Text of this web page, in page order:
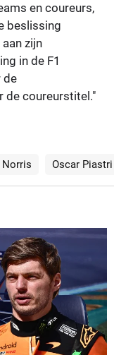
en coureurs,
beslissing
zijn
in de F1
de
de coureurstitel."
Norris Oscar Piastri